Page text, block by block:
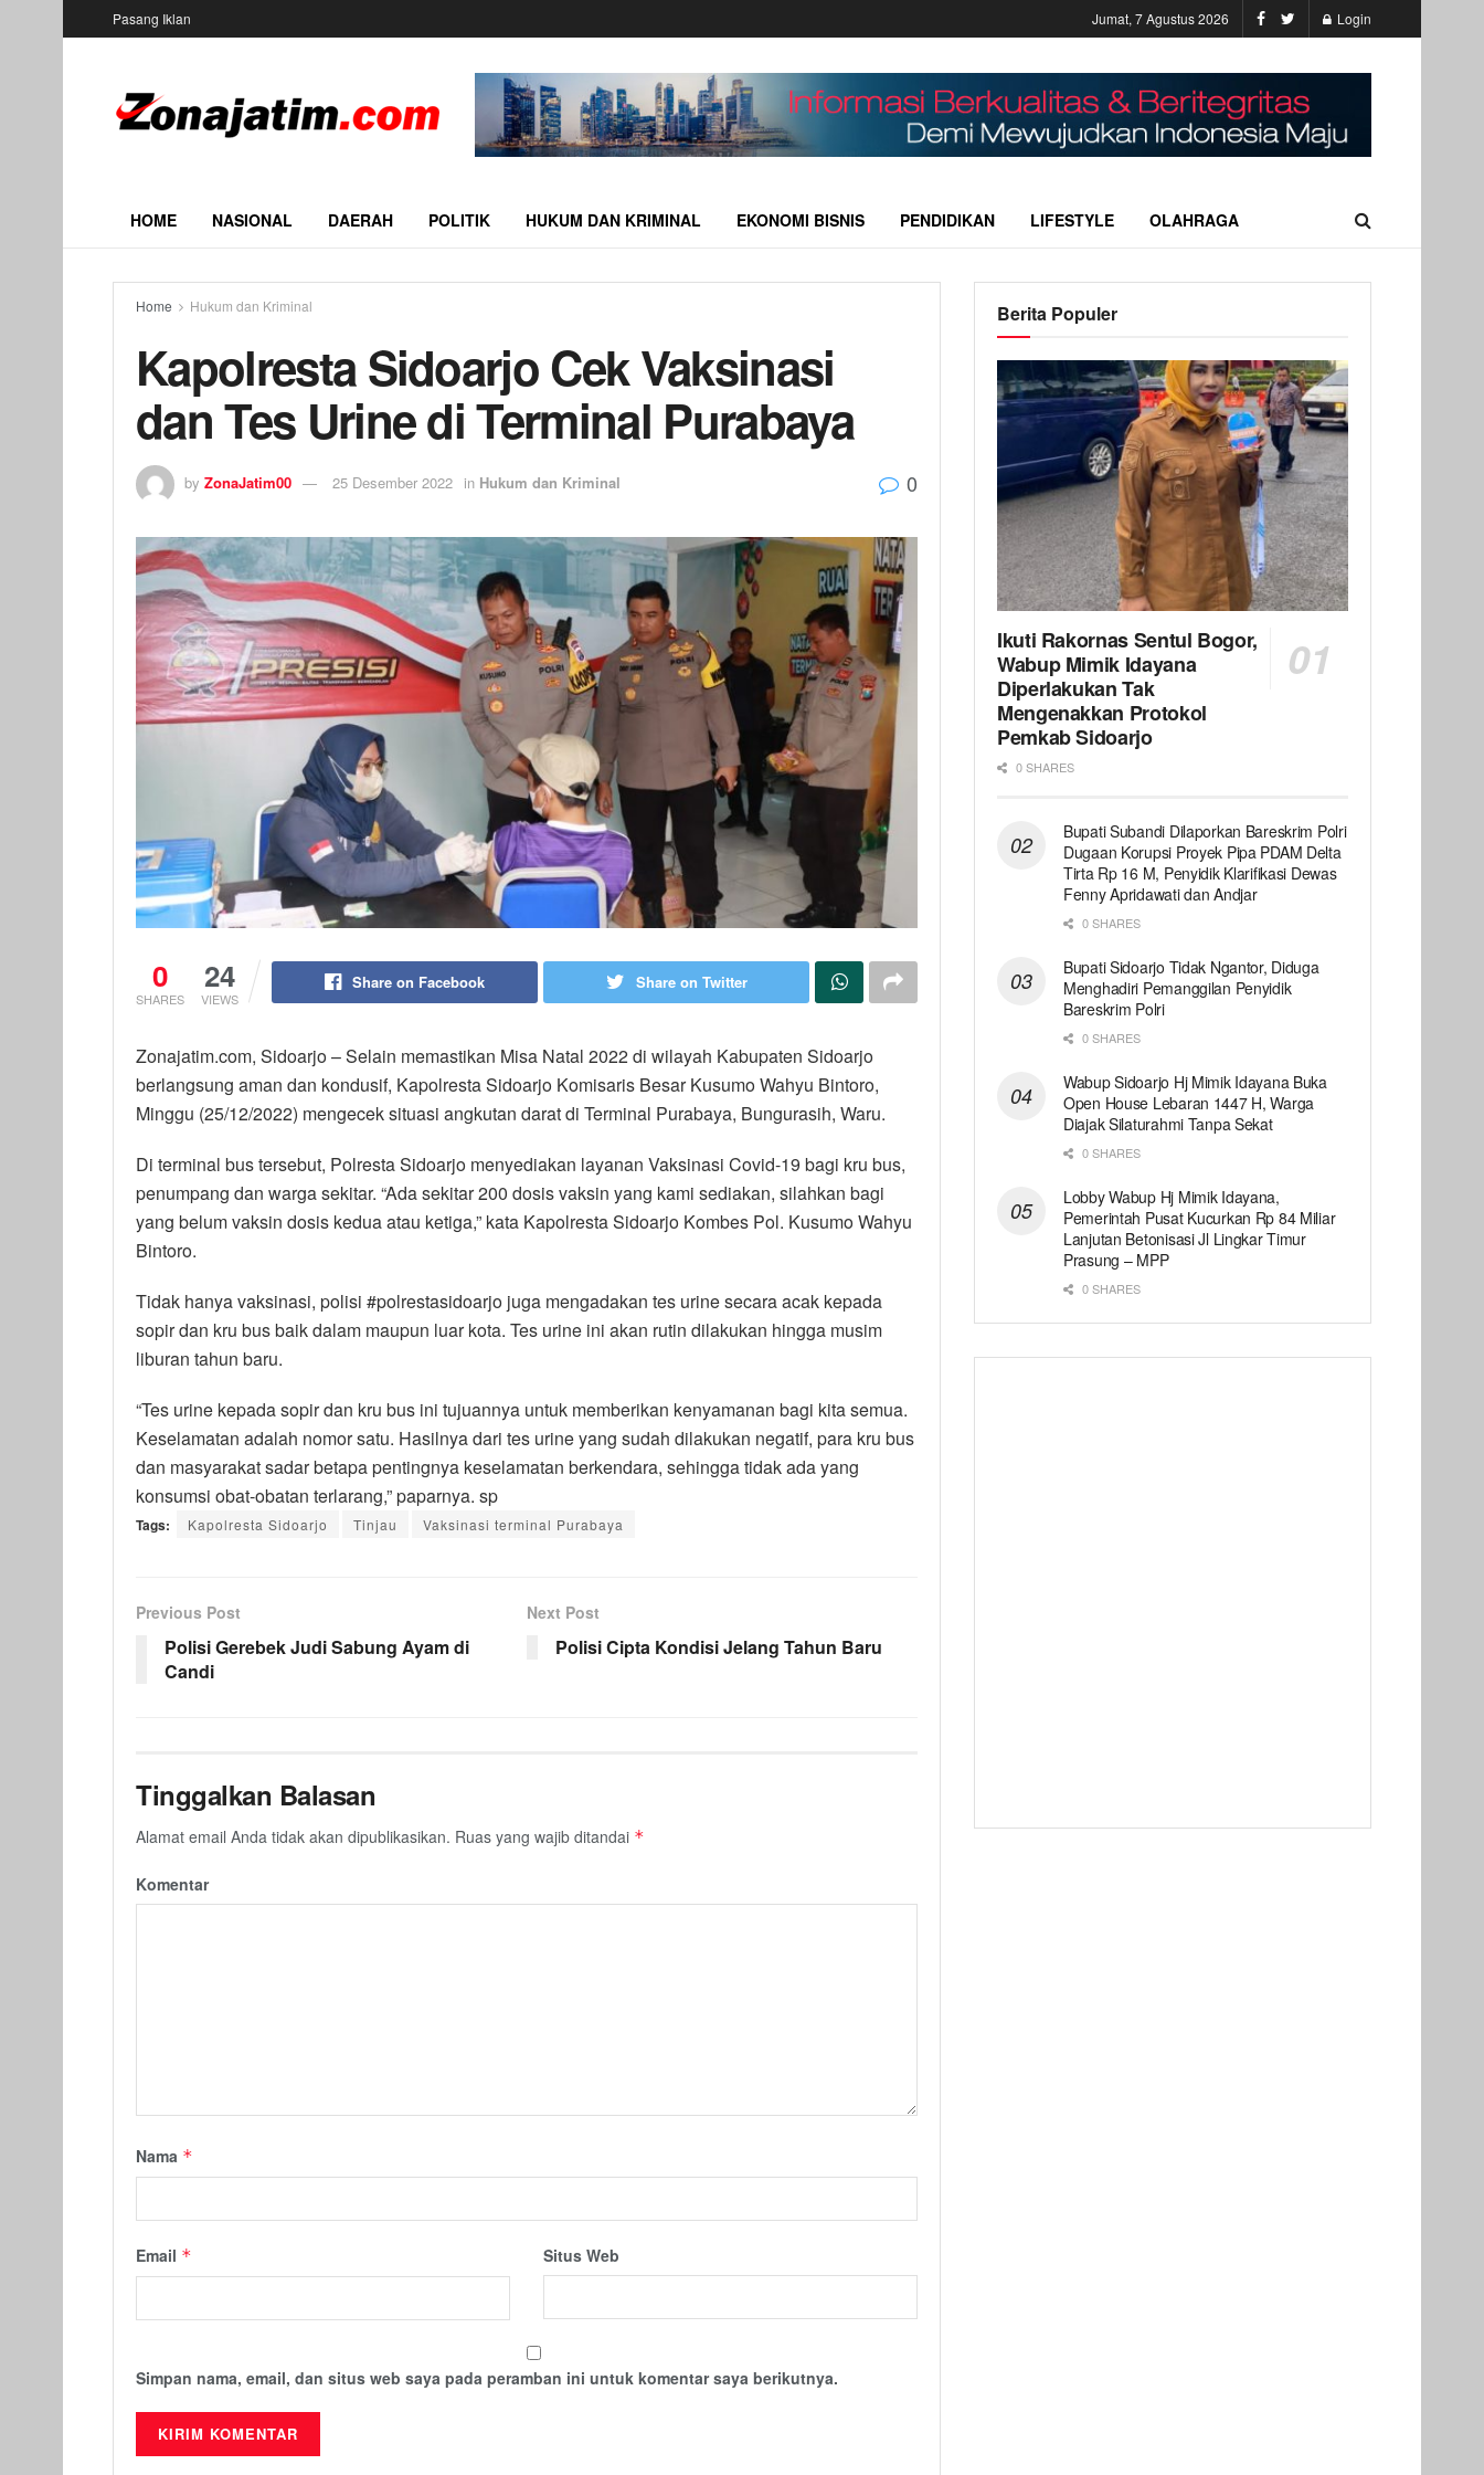
Pasang Iklan Jumat, 7 Agustus 2026 Login
HOME NASIONAL DAERAH POLITIK HUKUM DAN KRIMINAL EKONOMI BISNIS PENDIDIKAN LIFESTYLE OLAHRAGA
Home Hukum dan Kriminal
Kapolresta Sidoarjo Cek Vaksinasi
dan Tes Urine di Terminal Purabaya
by ZonaJatim00 25 Desember 2022 in Hukum dan Kriminal 0
0
SHARES
24
VIEWS
Share on Facebook Share on Twitter
Zonajatim.com, Sidoarjo – Selain memastikan Misa Natal 2022 di wilayah Kabupaten Sidoarjo
berlangsung aman dan kondusif, Kapolresta Sidoarjo Komisaris Besar Kusumo Wahyu Bintoro,
Minggu (25/12/2022) mengecek situasi angkutan darat di Terminal Purabaya, Bungurasih, Waru.
Di terminal bus tersebut, Polresta Sidoarjo menyediakan layanan Vaksinasi Covid-19 bagi kru bus,
penumpang dan warga sekitar. “Ada sekitar 200 dosis vaksin yang kami sediakan, silahkan bagi
yang belum vaksin dosis kedua atau ketiga,” kata Kapolresta Sidoarjo Kombes Pol. Kusumo Wahyu
Bintoro.
Tidak hanya vaksinasi, polisi #polrestasidoarjo juga mengadakan tes urine secara acak kepada
sopir dan kru bus baik dalam maupun luar kota. Tes urine ini akan rutin dilakukan hingga musim
liburan tahun baru.
“Tes urine kepada sopir dan kru bus ini tujuannya untuk memberikan kenyamanan bagi kita semua.
Keselamatan adalah nomor satu. Hasilnya dari tes urine yang sudah dilakukan negatif, para kru bus
dan masyarakat sadar betapa pentingnya keselamatan berkendara, sehingga tidak ada yang
konsumsi obat-obatan terlarang,” paparnya. sp
Tags: Kapolresta Sidoarjo Tinjau Vaksinasi terminal Purabaya
Previous Post
Polisi Gerebek Judi Sabung Ayam di
Candi
Next Post
Polisi Cipta Kondisi Jelang Tahun Baru
Tinggalkan Balasan
Alamat email Anda tidak akan dipublikasikan. Ruas yang wajib ditandai *
Komentar
Nama *
Email * Situs Web
Simpan nama, email, dan situs web saya pada peramban ini untuk komentar saya berikutnya.
Berita Populer
Ikuti Rakornas Sentul Bogor,
Wabup Mimik Idayana
Diperlakukan Tak
Mengenakkan Protokol
Pemkab Sidoarjo
0 SHARES
Bupati Subandi Dilaporkan Bareskrim Polri
Dugaan Korupsi Proyek Pipa PDAM Delta
Tirta Rp 16 M, Penyidik Klarifikasi Dewas
Fenny Apridawati dan Andjar
0 SHARES
Bupati Sidoarjo Tidak Ngantor, Diduga
Menghadiri Pemanggilan Penyidik
Bareskrim Polri
0 SHARES
Wabup Sidoarjo Hj Mimik Idayana Buka
Open House Lebaran 1447 H, Warga
Diajak Silaturahmi Tanpa Sekat
0 SHARES
Lobby Wabup Hj Mimik Idayana,
Pemerintah Pusat Kucurkan Rp 84 Miliar
Lanjutan Betonisasi Jl Lingkar Timur
Prasung – MPP
0 SHARES